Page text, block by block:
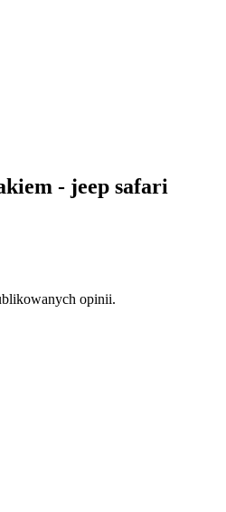
- jeep safari
opinii.